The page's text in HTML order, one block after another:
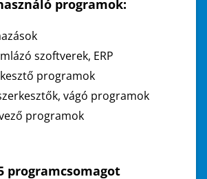
programok:
szoftverek, ERP
programok
vágó programok
programok
programcsomagot